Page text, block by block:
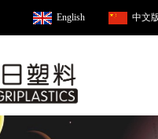
English 中文